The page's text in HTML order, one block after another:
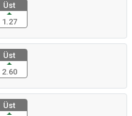
Üst
1.27
Üst
2.60
Üst